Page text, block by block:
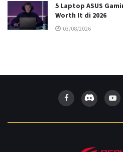
5 Laptop ASUS
Worth It di 2026
03/08/2026